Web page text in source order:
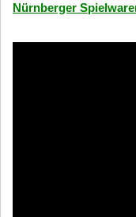
Nürnberger